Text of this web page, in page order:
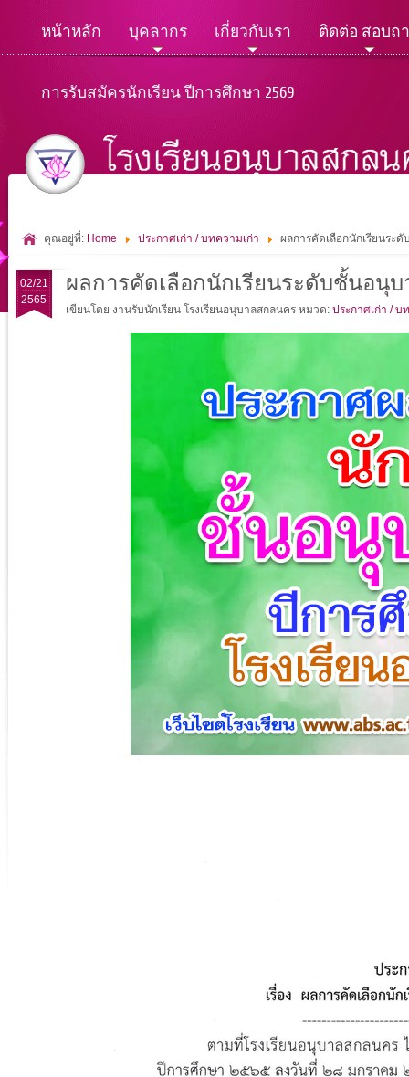
หน้าหลัก บุคลากร เกี่ยวกับเรา ติดต่อ สอบถ
การรับสมัครนักเรียน ปีการศึกษา 2569
คุณอยู่ที่: Home ประกาศเก่า / บทความเก่า ผลการคัดเลือกนักเรียนร
02/21
2565
ผลการคัดเลือกนักเรียนระดับชั้นอนุ
เขียนโดย งานรับนักเรียน โรงเรียนอนุบาลสกลนคร หมวด: ประกาศเก่า / บ